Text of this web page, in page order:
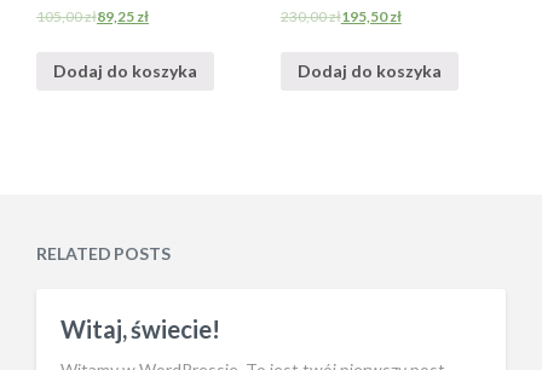
105,00zł89,25 zł
Dodaj do koszyka
230,00zł195,50zł
Dodaj do koszyka
RELATED POSTS
Witaj, świecie!